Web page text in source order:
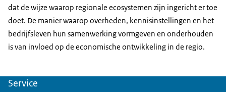
dat de wijze waarop regionale ecosystemen zijn ingericht er toe
doet. De manier waarop overheden, kennisinstellingen en het
bedrijfsleven hun samenwerking vormgeven en onderhouden
is van invloed op de economische ontwikkeling in de regio.
Service